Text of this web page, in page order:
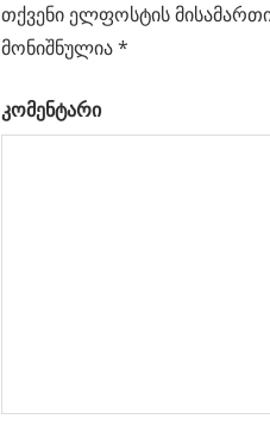
ნავიგაცია
Previous
ყველაზე
სისტემა და
უახლოესი
თქვენი ელფოსტის
მონიშნულია*
კომენტარი